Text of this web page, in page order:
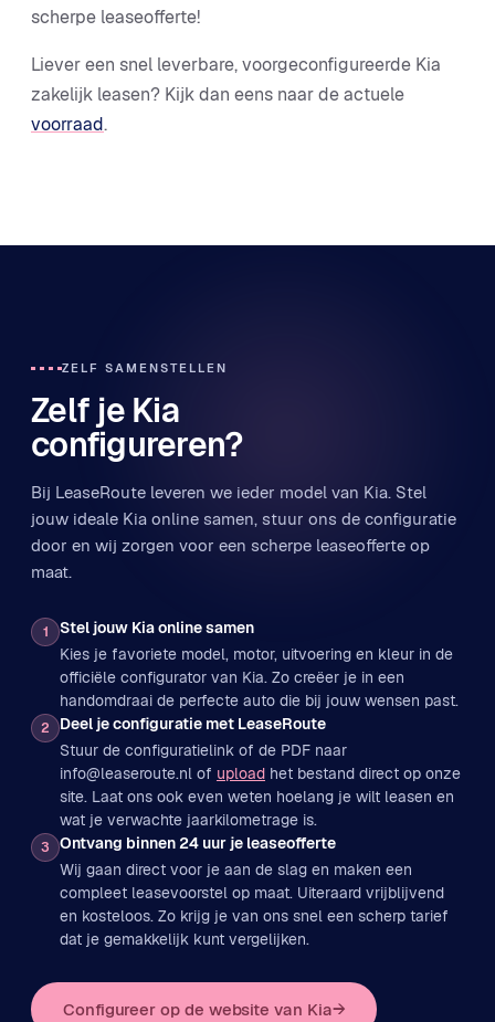
scherpe leaseofferte!
Liever een snel leverbare, voorgeconfigureerde Kia
zakelijk leasen? Kijk dan eens naar de actuele
voorraad.
ZELF SAMENSTELLEN
Zelf je Kia
configureren?
Bij LeaseRoute leveren we ieder model van Kia. Stel
jouw ideale Kia online samen, stuur ons de configuratie
door en wij zorgen voor een scherpe leaseofferte op
maat.
1
Stel jouw Kia online samen
Kies je favoriete model, motor, uitvoering en kleur in de
officiële configurator van Kia. Zo creëer je in een
handomdraai de perfecte auto die bij jouw wensen past.
2
Deel je configuratie met LeaseRoute
Stuur de configuratielink of de PDF naar
info@leaseroute.nl of upload het bestand direct op onze
site. Laat ons ook even weten hoelang je wilt leasen en
wat je verwachte jaarkilometrage is.
3
Ontvang binnen 24 uur je leaseofferte
Wij gaan direct voor je aan de slag en maken een
compleet leasevoorstel op maat. Uiteraard vrijblijvend
en kosteloos. Zo krijg je van ons snel een scherp tarief
dat je gemakkelijk kunt vergelijken.
Configureer op de website van Kia→